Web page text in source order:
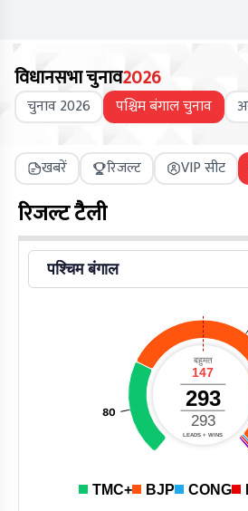
विधानसभा चुनाव2026
चुनाव 2026 पश्चिम बंगाल चुनाव
खबरें रिजल्ट VIP सीट
रिजल्ट टैली